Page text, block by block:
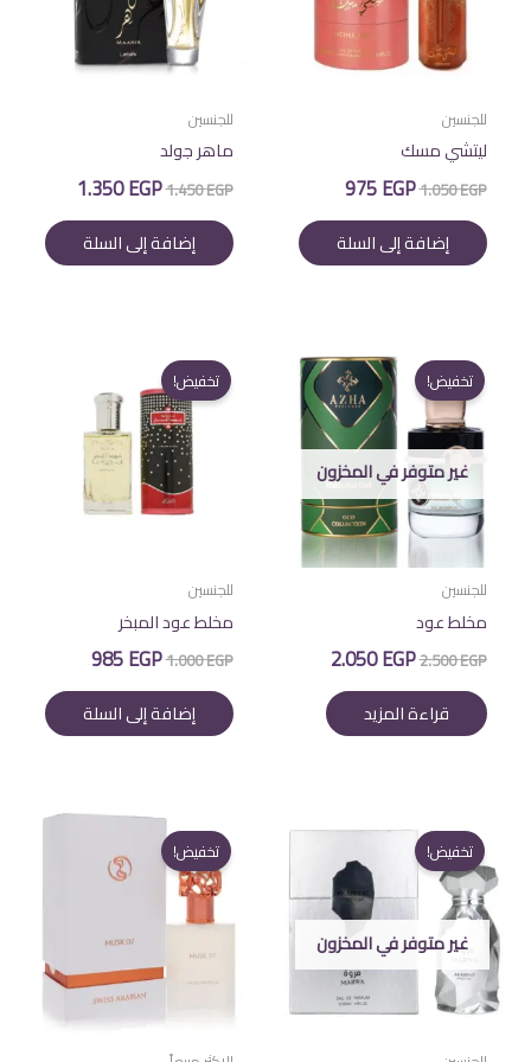
للجنسين
ليتشي مسك
1.050EGP السعر
الأصلي
هو:
1.050 EGP.
975EGP السعر
هو:
975 EGP.
إضافة إلى السلة
للجنسين
ماهر جولد
1.450EGP السعر
الأصلي
هو:
1.450 EGP.
1.350EGP
هو:
1.350 EGP. إضافة إلى السلة
غير متوفر في المخزون
تخفيض!
للجنسين
مخلط عود
2.500EGP السعر
الأصلي
هو:
2.500 EGP.
2.050EGP
هو:
2.050 EGP. قراءة المزيد
تخفيض!
للجنسين
مخلط عود المبخر
1.000EGP السعر
الأصلي
هو:
1.000 EGP.
985EGP السعر
هو:
985 EGP.
إضافة إلى السلة
غير متوفر في المخزون
تخفيض! تخفيض!